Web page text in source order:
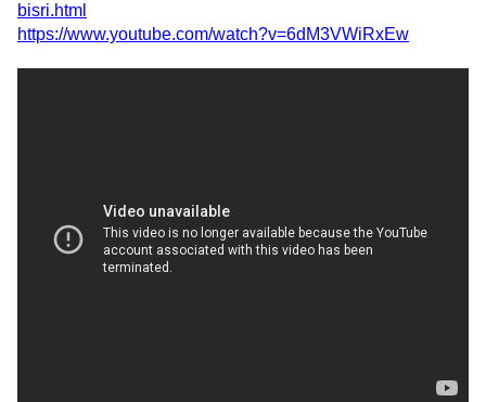
bisri.html
https://www.youtube.com/watch?v=6dM3VWiRxEw